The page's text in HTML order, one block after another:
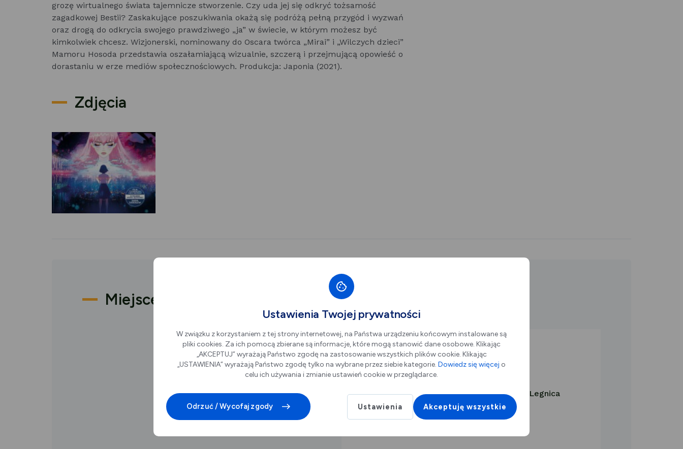
grozę wirtualnego świata tajemnicze stworzenie. Czy uda jej się odkryć tożsamość
zagadkowej Bestii? Zaskakujące poszukiwania okażą się podróżą pełną przygód i wyzwań
oraz drogą do odkrycia swojego prawdziwego „ja” w świecie, w którym możesz być
kimkolwiek chcesz. Wizjonerski, nominowany do Oscara twórca „Mirai” i „Wilczych dzieci”
Mamoru Hosoda przedstawia oszałamiającą wizualnie, szczerą i przejmującą opowieść o
dorastaniu w erze mediów społecznościowych. Produkcja: Japonia (2021).
Zdjęcia
Miejsce
Kino Piast (ul. Biskupia 5)
Kino Piast (ul. Biskupia 5), 59-220 Legnica
od 09.08.2026 (12:00)
Ustawienia Twojej prywatności
W związku z korzystaniem z tej strony internetowej, na Państwa urządzeniu końcowym instalowane są
pliki cookies. Za ich pomocą zbierane są informacje, które mogą stanowić dane osobowe. Klikając
„AKCEPTUJ” wyrażają Państwo zgodę na zastosowanie wszystkich plików cookie. Klikając
„USTAWIENIA” wyrażają Państwo zgodę tylko na wybrane przez siebie kategorie. Dowiedz się więcej o
celu ich używania i zmianie ustawień cookie w przeglądarce.
Odrzuć / Wycofaj zgody Ustawienia Akceptuję wszystkie